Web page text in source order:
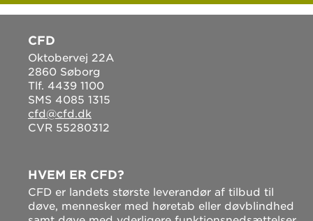
CFD
Oktobervej 22A
2860 Søborg
Tlf. 4439 1100
SMS 4085 1315
cfd@cfd.dk
CVR 55280312
HVEM ER CFD?
CFD er landets største leverandør af tilbud til
døve, mennesker med høretab eller døvblindhed